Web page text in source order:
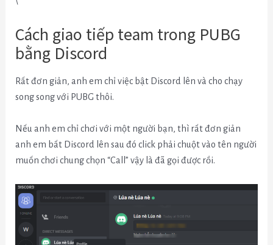
Cách giao tiếp team trong PUBG
bằng Discord
Rất đơn giản, anh em chỉ việc bật Discord lên và cho chạy
song song với PUBG thôi.
Nếu anh em chỉ chơi với một người bạn, thì rất đơn giản
anh em bất Discord lên sau đó click phải chuột vào tên người
muốn chơi chung chọn “Call” vậy là đã gọi được rồi.